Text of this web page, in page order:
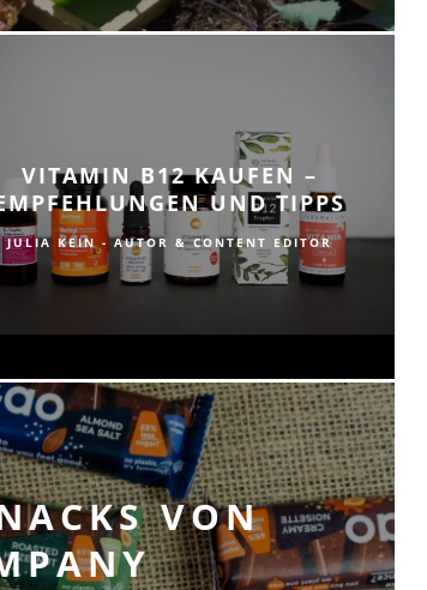
VITAMIN B12 KAUFEN –
UND TIPPS
JULIA KEIN - AUTOR & CONTENT EDITOR
VON